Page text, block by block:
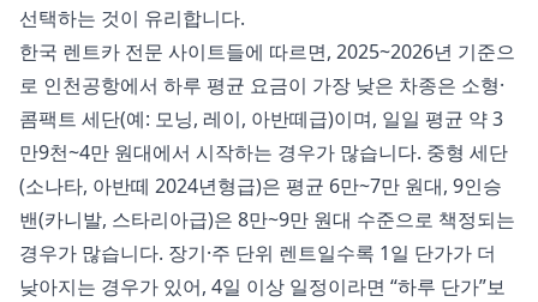
선택하는 것이 유리합니다.
한국 렌트카 전문 사이트들에 따르면, 2025~2026년 기준으
로 인천공항에서 하루 평균 요금이 가장 낮은 차종은 소형·
콤팩트 세단(예: 모닝, 레이, 아반떼급)이며, 일일 평균 약 3
만9천~4만 원대에서 시작하는 경우가 많습니다. 중형 세단
(소나타, 아반떼 2024년형급)은 평균 6만~7만 원대, 9인승
밴(카니발, 스타리아급)은 8만~9만 원대 수준으로 책정되는
경우가 많습니다. 장기·주 단위 렌트일수록 1일 단가가 더
낮아지는 경우가 있어, 4일 이상 일정이라면 “하루 단가”보